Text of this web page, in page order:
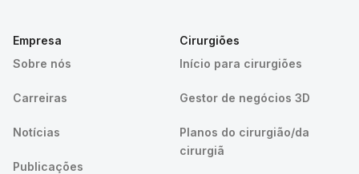
Empresa
Sobre nós
Carreiras
Notícias
Publicações
Cirurgiões
Início para cirurgiões
Gestor de negócios 3D
Planos do cirurgião/da
cirurgiã